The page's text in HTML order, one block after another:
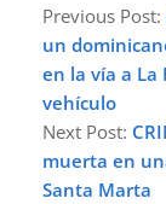
05-
02
Previous Post:
un
en la vía a La
vehículo
Next Post:
muerta en
Santa Marta